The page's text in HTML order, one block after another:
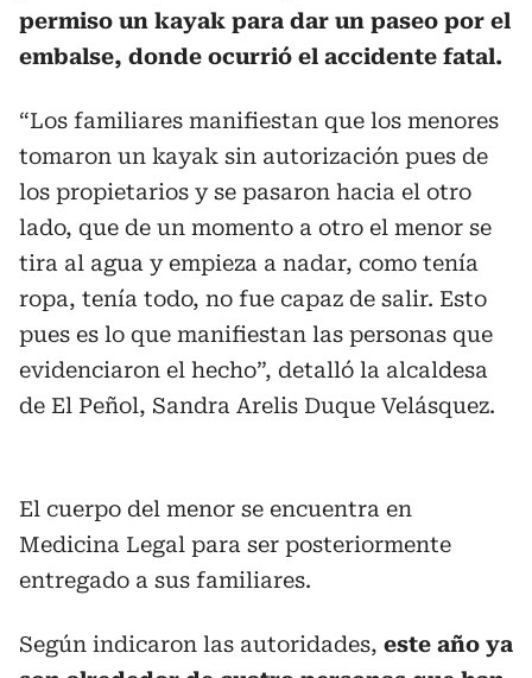
permiso un kayak para dar un paseo por el
embalse, donde ocurrió el accidente fatal.
“Los familiares manifiestan que los menores
tomaron un kayak sin autorización pues de
los propietarios y se pasaron hacia el otro
lado, que de un momento a otro el menor se
tira al agua y empieza a nadar, como tenía
ropa, tenía todo, no fue capaz de salir. Esto
pues es lo que manifiestan las personas que
evidenciaron el hecho”, detalló la alcaldesa
de El Peñol, Sandra Arelis Duque Velásquez.
El cuerpo del menor se encuentra en
Medicina Legal para ser posteriormente
entregado a sus familiares.
Según indicaron las autoridades, este año ya